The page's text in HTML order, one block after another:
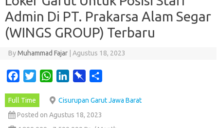
Admin Di PT. Prakarsa Alam Segar
(WINGS GROUP) Terbaru
ByMuhammad Fajar Agustus 18, 2023
c
e
t
W
a
t
n
k
n
b
a
Full Time
Cisurupan Garut Jawa Barat
Posted on Agustus 18, 2023